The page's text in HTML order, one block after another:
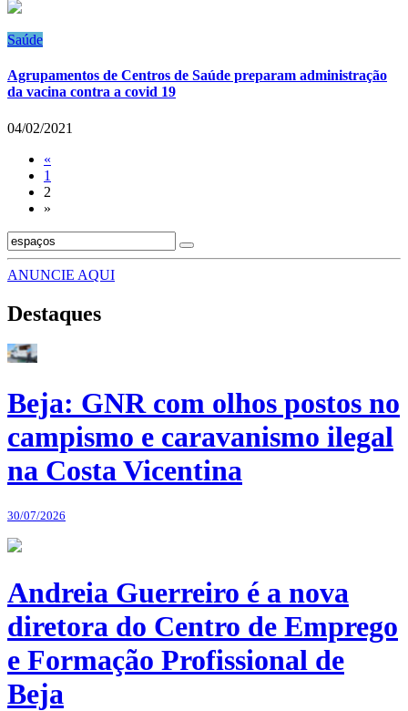
Saúde
Agrupamentos de Centros de Saúde preparam administração
da vacina contra a covid 19
04/02/2021
«
1
2
»
ANUNCIE AQUI
Destaques
Beja: GNR com olhos postos no
campismo e caravanismo ilegal
na Costa Vicentina
30/07/2026
Andreia Guerreiro é a nova
diretora do Centro de Emprego
e Formação Profissional de
Beja